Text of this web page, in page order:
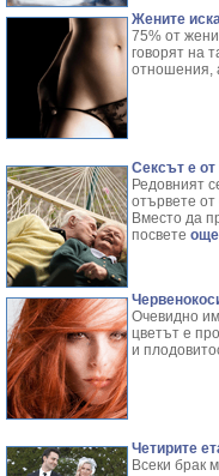
Жените
75% от
говорят на
отношения,
Сексът е от
Редовният
отървете
Вместо да
посвете
Очевидно
цветът е
и
Четирите
Всеки брак